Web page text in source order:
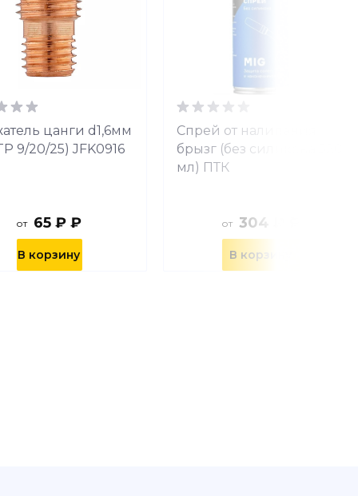
цанги d1,6мм
9/20/25) JFK0916
от 65 ₽ ₽
В корзину
Спрей от налипания
брызг (без силикона 520
мл) ПТК
от 304 ₽ ₽
В корзину